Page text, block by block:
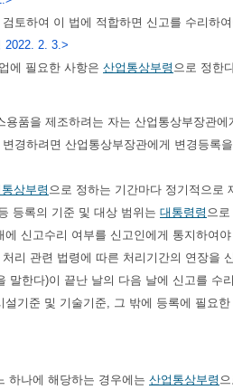
토하여 이 법에 적합하면 신고를 수리하여
2022. 2. 3.>
에 필요한 사항은 산업통상부령 으로 정한
품을 제조하려는 자는 산업통상부장관에
경하려면 산업통상부장관에게 변경등록
상부령 으로 정하는 기간마다 정기적으로
등록의 기준 및 대상 범위는 대통령령 으로
신고수리 여부를 신고인에게 통지하여야
관련 법령에 따른 처리기간의 연장을
한다)이 끝난 날의 다음 날에 신고를 수
기준 및 기술기준, 그 밖에 등록에 필요한
하나에 해당하는 경우에는 산업통상부령